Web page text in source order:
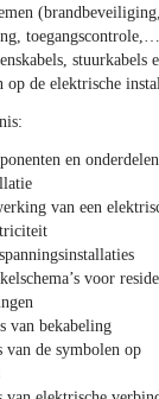
(brandbeveiliging,
stuurkabels
op de elektrische
en
van een
voor
van bekabeling
van de symbolen op